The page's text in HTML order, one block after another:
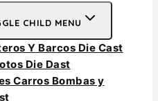
CHILD MENU
Y Barcos Die Cast
Die Dast
Carros Bombas y